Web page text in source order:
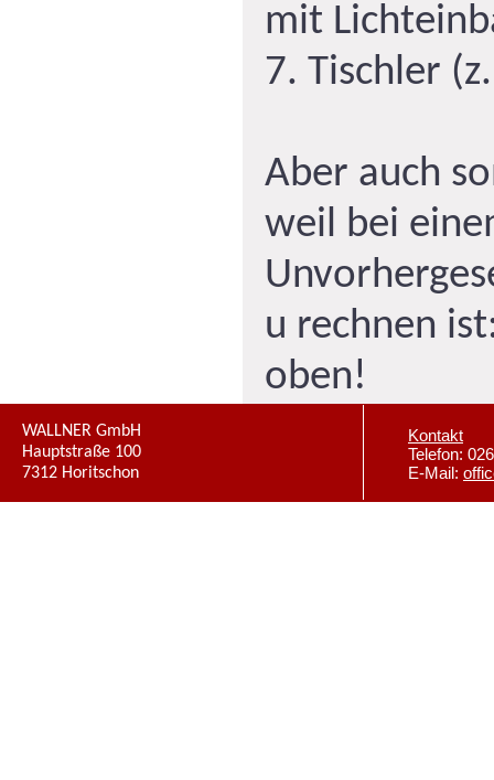
mit
7. Tischler
Aber auch
weil bei
u rechnen
oben!
WALLNER GmbH
Hauptstraße 100
7312 Horitschon
Kontakt
Telefon:
E-Mail: